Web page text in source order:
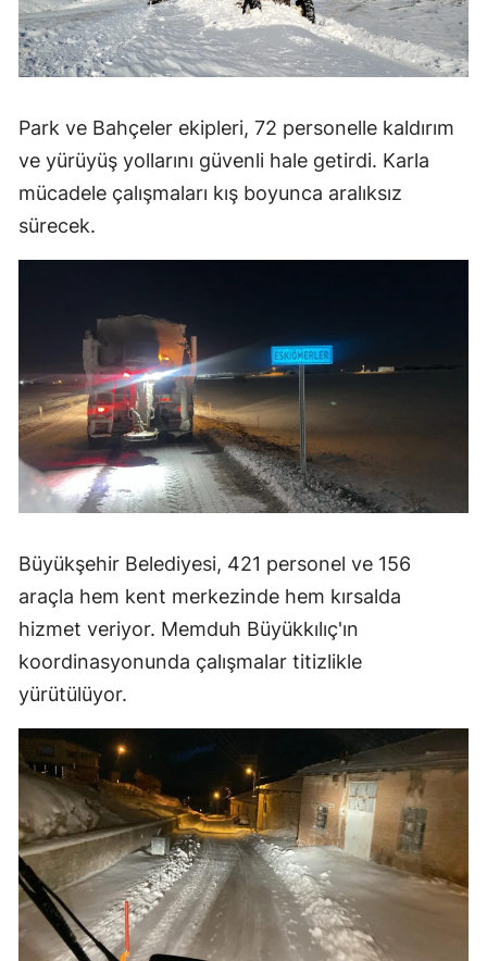
Park ve Bahçeler ekipleri, 72 personelle kaldırım
ve yürüyüş yollarını güvenli hale getirdi. Karla
mücadele çalışmaları kış boyunca aralıksız
sürecek.
Büyükşehir Belediyesi, 421 personel ve 156
araçla hem kent merkezinde hem kırsalda
hizmet veriyor. Memduh Büyükkılıç'ın
koordinasyonunda çalışmalar titizlikle
yürütülüyor.